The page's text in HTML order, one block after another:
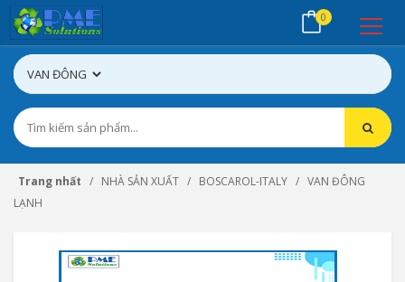
0
Trang nhất NHÀ SẢN XUẤT BOSCAROL-ITALY
VAN ĐÔNG
LẠNH